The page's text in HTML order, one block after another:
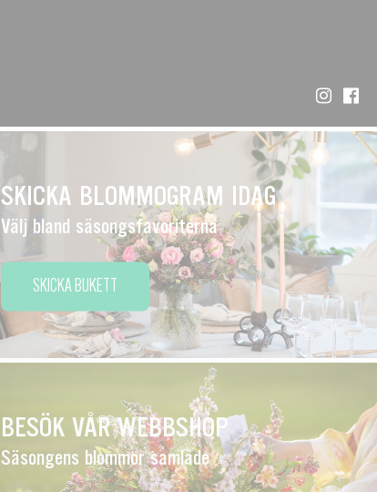
SKICKA BLOMMOGRAM IDAG
Välj bland säsongsfavoriterna
SKICKA BUKETT
BESÖK VÅR WEBBSHOP
Säsongens blommor samlade